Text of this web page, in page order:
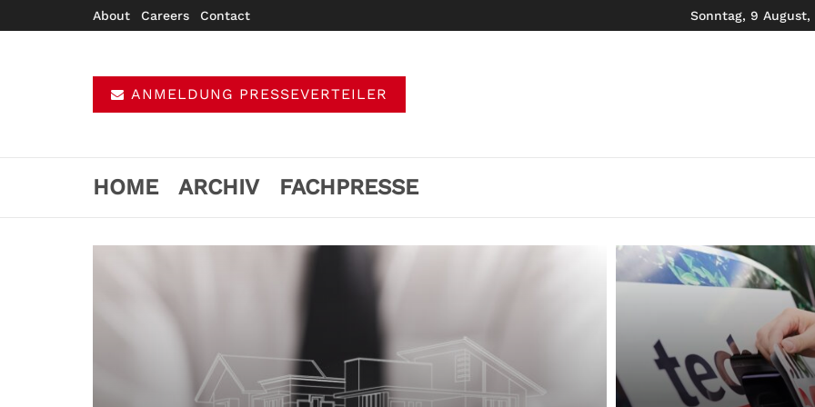
About Careers Contact Sonntag, 9 August,
ANMELDUNG PRESSEVERTEILER
HOME ARCHIV FACHPRESSE